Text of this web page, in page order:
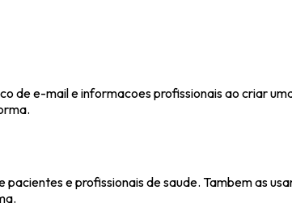
de e-mail e informacoes profissionais ao criar
e profissionais de saude. Tambem as